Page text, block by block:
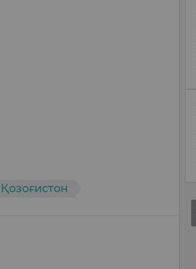
Қозоғистон